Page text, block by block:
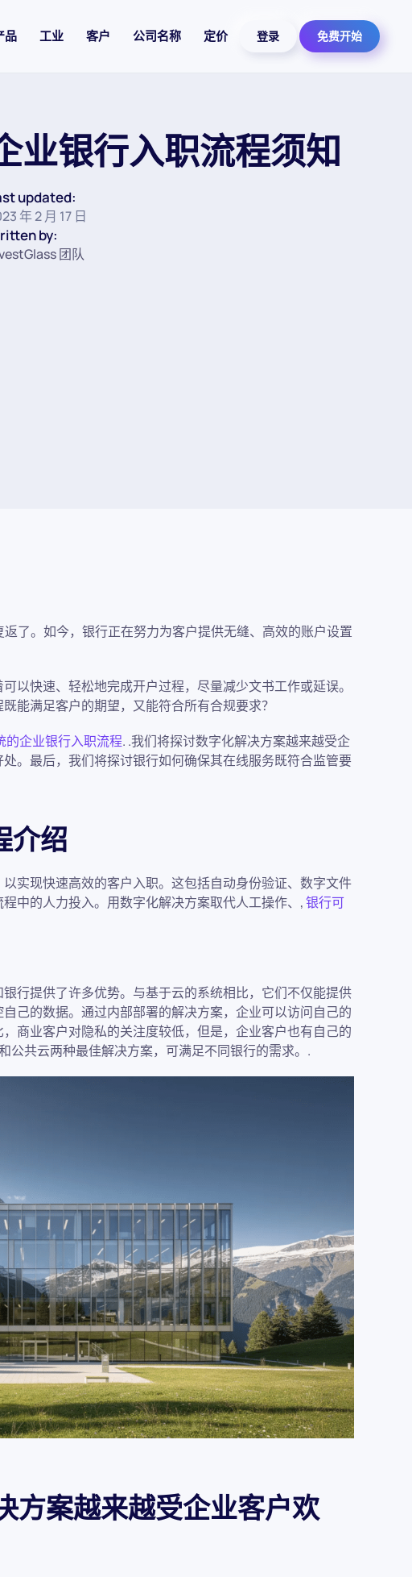
品 工业 客户 公司名称 定价 登录 免费开始
业银行入职流程须知
updated:
年 2 月 17 日
by:
团队
了。如今，银行正在努力为客户提供无缝、高效的账户设置
以快速、轻松地完成开户过程，尽量减少文书工作或延误。
能满足客户的期望，又能符合所有合规要求？
的企业银行入职流程. .我们将探讨数字化解决方案越来越受企
。最后，我们将探讨银行如何确保其在线服务既符合监管要
介绍
实现快速高效的客户入职。这包括自动身份验证、数字文件
中的人力投入。用数字化解决方案取代人工操作、,银行可
行提供了许多优势。与基于云的系统相比，它们不仅能提供
己的数据。通过内部部署的解决方案，企业可以访问自己的
商业客户对隐私的关注度较低，但是，企业客户也有自己的
公共云两种最佳解决方案，可满足不同银行的需求。.
方案越来越受企业客户欢